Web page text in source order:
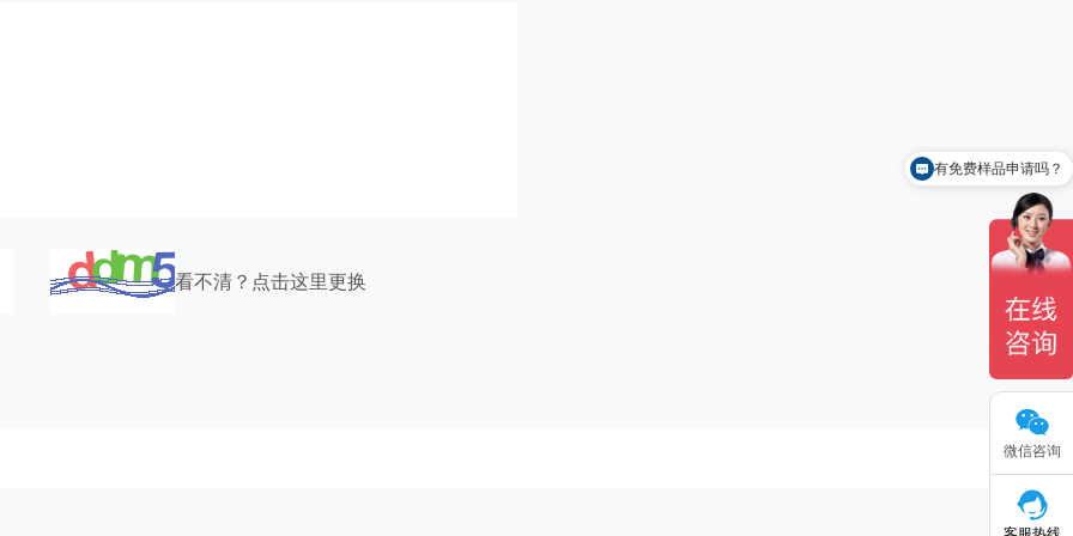
看不清？点击这里更换
微信咨询
有免费样品申请吗？